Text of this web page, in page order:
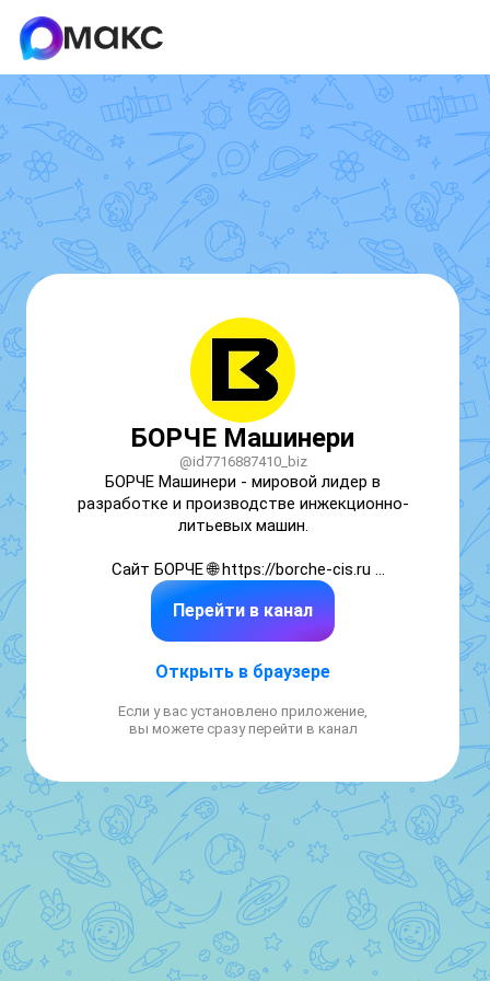
БОРЧЕ Машинери
@id7716887410_biz
БОРЧЕ Машинери - мировой лидер в
разработке и производстве инжекционно-
литьевых машин.
Сайт БОРЧЕ 🌐 https://borche-cis.ru
БОРЧЕ в соцсетях 📲 https://taplink.cc/borche
Перейти в канал
Открыть в браузере
Если у вас установлено приложение,
вы можете сразу перейти в канал